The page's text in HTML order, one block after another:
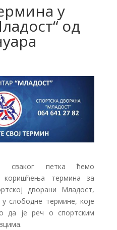
у
од
сваког петка ћемо
коришћења термина за
дворани Младост,
слободне термине, које
да је реч о спортским